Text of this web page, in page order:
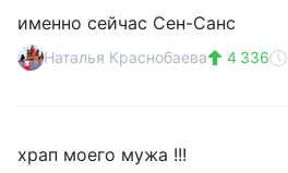
именно сейчас Сен-Санс
Наталья Краснобаева 4 336
храп моего мужа !!!